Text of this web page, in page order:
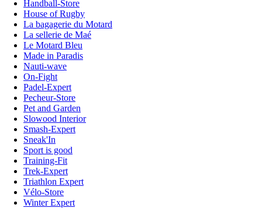
Handball-Store
House of Rugby
La bagagerie du Motard
La sellerie de Maé
Le Motard Bleu
Made in Paradis
Nauti-wave
On-Fight
Padel-Expert
Pecheur-Store
Pet and Garden
Slowood Interior
Smash-Expert
Sneak'In
Sport is good
Training-Fit
Trek-Expert
Triathlon Expert
Vélo-Store
Winter Expert